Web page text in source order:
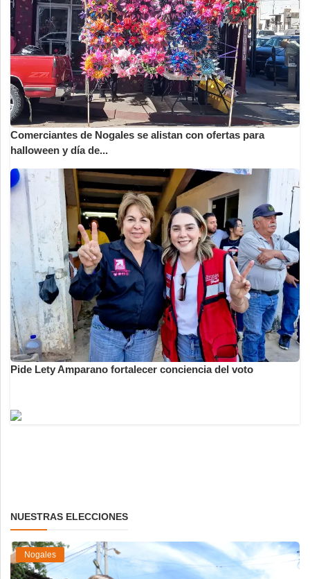
Comerciantes de Nogales se alistan con ofertas para
halloween y día de...
Pide Lety Amparano fortalecer conciencia del voto
NUESTRAS ELECCIONES
Nogales